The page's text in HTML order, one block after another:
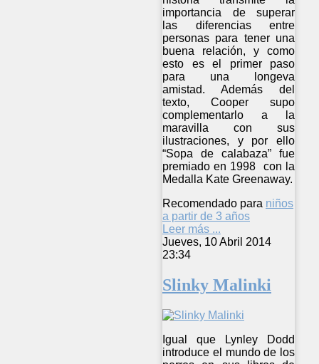
importancia de superar
las diferencias entre
personas para tener una
buena relación, y como
esto es el primer paso
para una longeva
amistad. Además del
texto, Cooper supo
complementarlo a la
maravilla con sus
ilustraciones, y por ello
“Sopa de calabaza” fue
premiado en 1998 con la
Medalla Kate Greenaway.
Recomendado para niños
a partir de 3 años
Leer más ...
Jueves, 10 Abril 2014
23:34
Slinky Malinki
Igual que Lynley Dodd
introduce el mundo de los